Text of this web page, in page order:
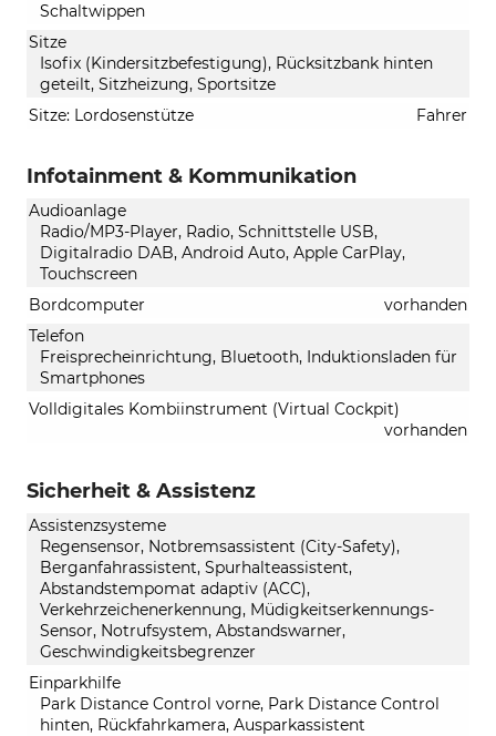
Schaltwippen
Sitze
Isofix (Kindersitzbefestigung), Rücksitzbank hinten
geteilt, Sitzheizung, Sportsitze
Sitze: Lordosenstütze
Fahrer
Infotainment & Kommunikation
Audioanlage
Radio/MP3-Player, Radio, Schnittstelle USB,
Digitalradio DAB, Android Auto, Apple CarPlay,
Touchscreen
Bordcomputer
vorhanden
Telefon
Freisprecheinrichtung, Bluetooth, Induktionsladen für
Smartphones
Volldigitales Kombiinstrument (Virtual Cockpit)
vorhanden
Sicherheit & Assistenz
Assistenzsysteme
Regensensor, Notbremsassistent (City-Safety),
Berganfahrassistent, Spurhalteassistent,
Abstandstempomat adaptiv (ACC),
Verkehrzeichenerkennung, Müdigkeitserkennungs-
Sensor, Notrufsystem, Abstandswarner,
Geschwindigkeitsbegrenzer
Einparkhilfe
Park Distance Control vorne, Park Distance Control
hinten, Rückfahrkamera, Ausparkassistent